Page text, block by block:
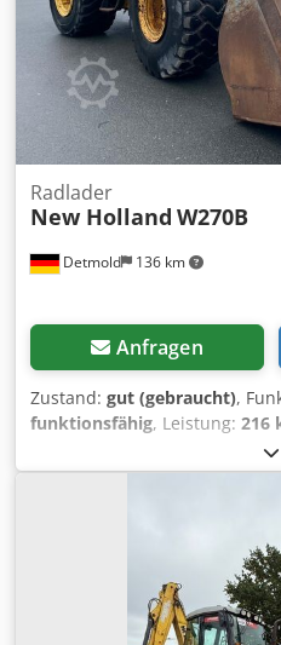
Detmold 136 km
Radlader
New Holland W270B
Anfragen
Zustand: gut (gebraucht),
funktionsfähig, Leistung: 216
,
2008, Betriebsstunden:9.800
, New
sofort einsatzbereit,
Transport und Lieferung
Besichtigung jederzeit